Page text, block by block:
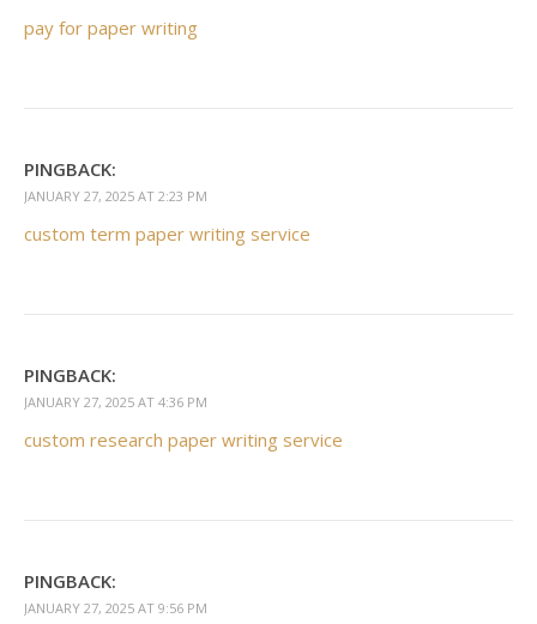
pay for paper writing
PINGBACK:
JANUARY 27, 2025 AT 2:23 PM
custom term paper writing service
PINGBACK:
JANUARY 27, 2025 AT 4:36 PM
custom research paper writing service
PINGBACK:
JANUARY 27, 2025 AT 9:56 PM